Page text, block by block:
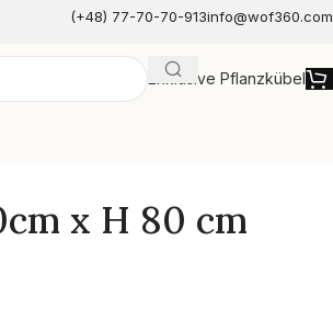
(+48) 77-70-70-913info@wof360.com
Exklusive Pflanzkübel
x H 80 cm